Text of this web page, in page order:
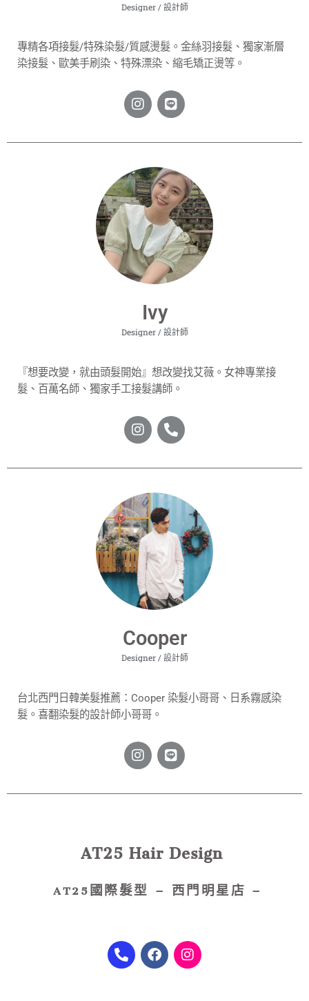
Designer / 設計師
專精各項接髮/特殊染髮/質感燙髮。金絲羽接髮、獨家漸層
染接髮、歐美手刷染、特殊漂染、縮毛矯正燙等。
Ivy
Designer / 設計師
『想要改變，就由頭髮開始』想改變找艾薇。 女神專業接
髮、百萬名師、獨家手工接髮講師。
Cooper
Designer / 設計師
台北西門日韓美髮推薦： Cooper 染髮小哥哥、日系霧感染
髮。 喜翻染髮的設計師小哥哥。
AT25 Hair Design
AT25國際髮型 – 西門明星店 –